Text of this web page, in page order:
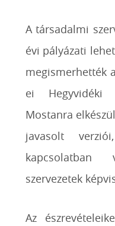
A társadalmi
évi pályázati
megismerhették
ei Hegyvidéki
Mostanra
javasolt
szervezetek
Az